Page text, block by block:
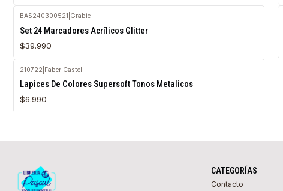
BAS240300521 Grabie
Set 24 Marcadores Acrílicos Glitter
$39.990
210722 Faber Castell
Lapices De Colores Supersoft Tonos Metalicos
$6.990
CATEGORÍAS
Contacto